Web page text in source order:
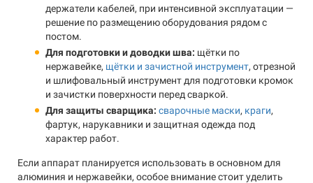
держатели кабелей, при интенсивной эксплуатации —
решение по размещению оборудования рядом с
постом.
Для подготовки и доводки шва: щётки по
нержавейке, щётки и зачистной инструмент, отрезной
и шлифовальный инструмент для подготовки кромок
и зачистки поверхности перед сваркой.
Для защиты сварщика: сварочные маски, краги,
фартук, нарукавники и защитная одежда под
характер работ.
Если аппарат планируется использовать в основном для
алюминия и нержавейки, особое внимание стоит уделить